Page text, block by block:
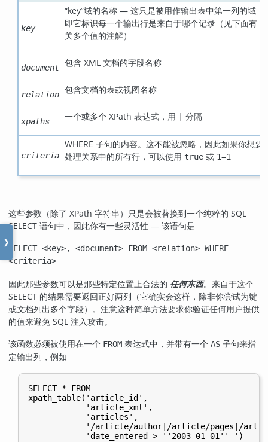
❯
key
“key”域的名称 — 这只是被用作输出表中第一列的域，
即它标识每一个输出行是来自于哪个记录（见下面有
关多个值的注解）
document 包含 XML 文档的字段名称
relation 包含文档的表或视图名称
xpaths 一个或多个 XPath 表达式，用 分隔
criteria
WHERE 子句的内容。这不能被忽略，因此如果你想要
处理关系中的所有行，可以使用 true或 1=1
这些参数（除了 XPath 字符串）只是会被替换到一个纯粹的 SQL
SELECT 语句中，因此你有一些灵活性 — 该语句是
SELECT <key>, <document> FROM <relation> WHERE
<criteria>
因此那些参数可以是那些特定位置上合法的 任何东西。来自于这个
SELECT 的结果需要返回正好两列（它确实会这样，除非你尝试为键
或文档列出多个字段）。注意这种简单方法要求你验证任何用户提供
的值来避免 SQL 注入攻击。
该函数必须被使用在一个 FROM 表达式中，并带有一个 AS 子句来指
定输出列，例如
SELECT * FROM
xpath_table('article_id',
            'article_xml',
            'articles',
'/article/author|/article/pages|/
            'date_entered > ''2003-01-01'' ')